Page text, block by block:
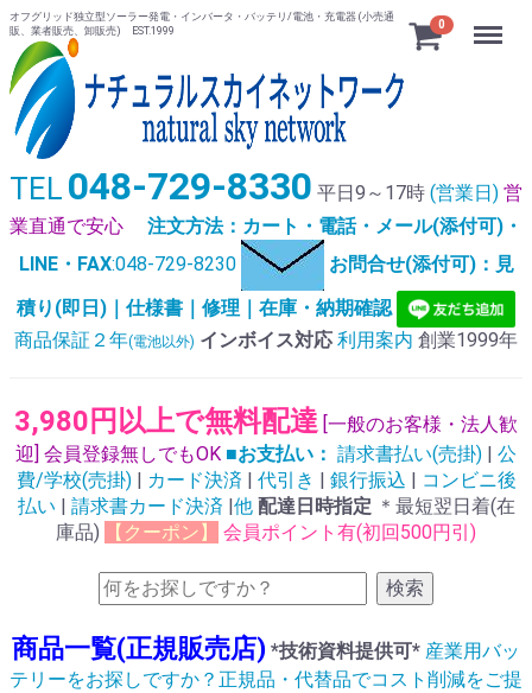
オフグリッド独立型ソーラー発電・インバータ・バッテリ/電池・充電器 (小売通
販、業者販売、卸販売) EST.1999
0 Menu
TEL 048-729-8330 平日9～17時 (営業日) 営
業直通で安心
注文方法：カート・電話・メール(添付可)・
LINE・FAX:048-729-8230
お問合せ(添付可)：見
積り(即日)｜仕様書｜修理｜在庫・納期確認
商品保証２年(電池以外) インボイス対応 利用案内 創業1999年
3,980円以上で無料配達 [一般のお客様・法人歓
迎] 会員登録無しでもOK ■お支払い： 請求書払い(売掛) | 公
費/学校(売掛) | カード決済 | 代引き | 銀行振込 | コンビニ後
払い | 請求書カード決済 |他 配達日時指定 ＊最短翌日着(在
庫品)
【クーポン】 会員ポイント有(初回500円引)
検索
商品一覧(正規販売店) *技術資料提供可* 産業用バッ
テリーをお探しですか？正規品・代替品でコスト削減をご提